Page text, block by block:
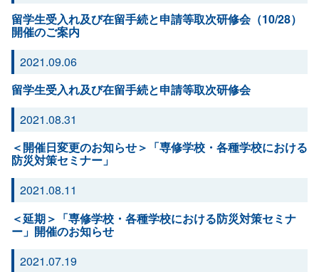
留学生受入れ及び在留手続と申請等取次研修会（10/28）
開催のご案内
2021.09.06
留学生受入れ及び在留手続と申請等取次研修会
2021.08.31
＜開催日変更のお知らせ＞「専修学校・各種学校における
防災対策セミナー」
2021.08.11
＜延期＞「専修学校・各種学校における防災対策セミナ
ー」開催のお知らせ
2021.07.19